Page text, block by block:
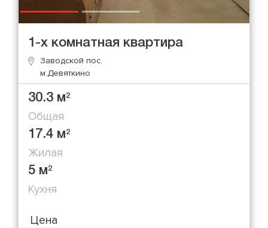
1-х комнатная квартира
Заводской пос.
м.Девяткино
30.3 м2
Общая
17.4 м2
Жилая
5 м2
Кухня
Цена